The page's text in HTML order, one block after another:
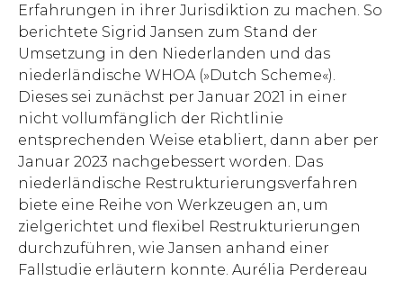
Erfahrungen in ihrer Jurisdiktion zu machen. So
berichtete Sigrid Jansen zum Stand der
Umsetzung in den Niederlanden und das
niederländische WHOA (»Dutch Scheme«).
Dieses sei zunächst per Januar 2021 in einer
nicht vollumfänglich der Richtlinie
entsprechenden Weise etabliert, dann aber per
Januar 2023 nachgebessert worden. Das
niederländische Restrukturierungsverfahren
biete eine Reihe von Werkzeugen an, um
zielgerichtet und flexibel Restrukturierungen
durchzuführen, wie Jansen anhand einer
Fallstudie erläutern konnte. Aurélia Perdereau